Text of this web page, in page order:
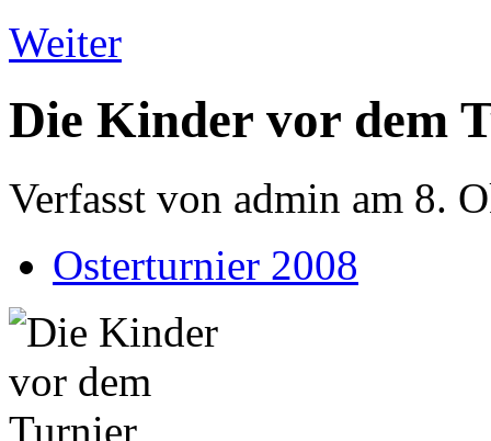
Weiter
Die Kinder vor dem
Verfasst von admin am 8.
Osterturnier 2008